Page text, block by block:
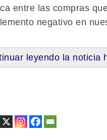
entre las compras
negativo en
leyendo la noticia